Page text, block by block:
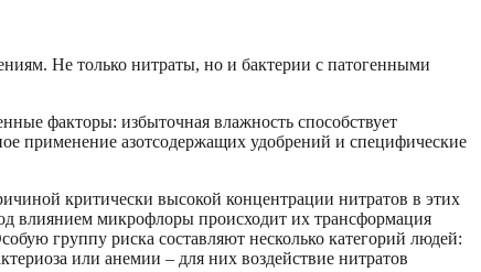
Не только нитраты, но и бактерии с патогенными
факторы: избыточная влажность способствует
применение азотсодержащих удобрений и специфические
критически высокой концентрации нитратов в этих
влиянием микрофлоры происходит их трансформация
группу риска составляют несколько категорий людей:
или анемии – для них воздействие нитратов